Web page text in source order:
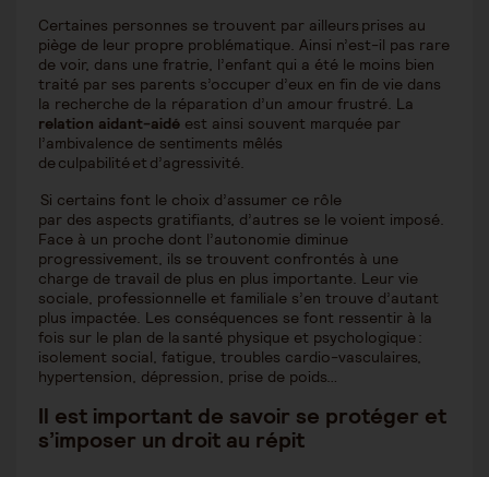
Certaines personnes se trouvent par ailleurs prises au
piège de leur propre problématique. Ainsi n’est-il pas rare
de voir, dans une fratrie, l’enfant qui a été le moins bien
traité par ses parents s’occuper d’eux en fin de vie dans
la recherche de la réparation d’un amour frustré. La
relation aidant-aidé est ainsi souvent marquée par
l’ambivalence de sentiments mêlés
de culpabilité et d’agressivité.
Si certains font le choix d’assumer ce rôle
par des aspects gratifiants, d’autres se le voient imposé.
Face à un proche dont l’autonomie diminue
progressivement, ils se trouvent confrontés à une
charge de travail de plus en plus importante. Leur vie
sociale, professionnelle et familiale s’en trouve d’autant
plus impactée. Les conséquences se font ressentir à la
fois sur le plan de la santé physique et psychologique :
isolement social, fatigue, troubles cardio-vasculaires,
hypertension, dépression, prise de poids…
Il est important de savoir se protéger et
s’imposer un droit au répit